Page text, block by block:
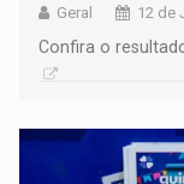
Geral 12 de
Confira o